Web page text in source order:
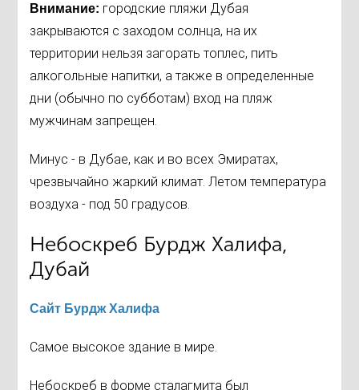
Внимание: городские пляжи Дубая
закрываются с заходом солнца, на их
территории нельзя загорать топлес, пить
алкогольные напитки, а также в определенные
дни (обычно по субботам) вход на пляж
мужчинам запрещен.
Минус - в Дубае, как и во всех Эмиратах,
чрезвычайно жаркий климат. Летом температура
воздуха - под 50 градусов.
Небоскреб Бурдж Халифа,
Дубай
Сайт Бурдж Халифа
Самое высокое здание в мире.
Небоскреб в форме сталагмита был